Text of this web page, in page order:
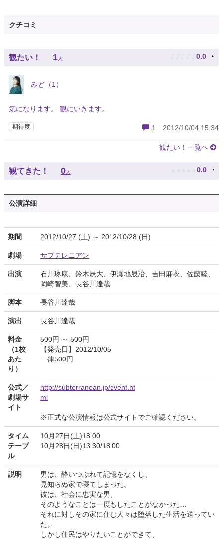
クチコミ
観たい！ 1人 ♪ ♪ ♪ ♪ ♪ 0.0
みど（1）
気になります。 観にいきます。
期待度 1 2012/10/04 15:34
観たい！一覧へ
観てきた！ 0 人 ★ ★ ★ ★ ★ 0.0
公演詳細
期間 2012/10/27 (土) ～ 2012/10/28 (日)
劇場 サブテレニアン
出演
石川琢康、鈴木辰大、伊瀬地晟冶、吉田麻衣、佐藤睦、
岡崎智美、長谷川達哉
脚本 長谷川達哉
演出 長谷川達哉
料金
（1枚
あた
り）
500円 ～ 500円
【発売日】2012/10/05
一律500円
公式／
劇場サ
イト
http://subterranean.jp/event.ht
ml
※正式な公演情報は公式サイトでご確認ください。
タイム
テーブ
ル
10月27日(土)18:00
10月28日(日)13:30/18:00
説明
男は、酔いつぶれて記憶をなくし、
見知らぬ家で寝てしまった。
彼は、社会に忠実な男、
そのようなことは一度もしたことがなかった…
それに対しその家に住む人々は堕落した生活を送ってい
た。
しかし住民はやりたいことができて、